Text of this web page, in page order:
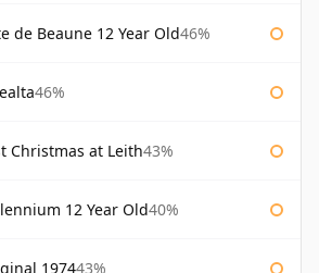
de Beaune 12 Year Old46%
46%
Christmas at Leith43%
12 Year Old40%
197443%